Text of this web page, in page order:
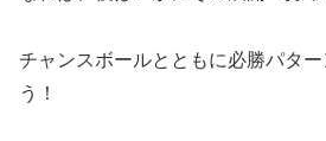
チャンスボールとともに必勝パタ
う！